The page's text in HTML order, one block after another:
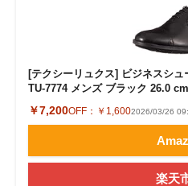
[テクシーリュクス] ビジネスシ
TU-7774 メンズ ブラック 26.0 cm
￥7,200OFF： ￥1,6002026/03/26
楽天